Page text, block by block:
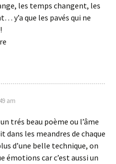
les temps changent, les
y’a que les pavés qui ne
am
trés beau poème ou l’âme
dans les meandres de chaque
d’une belle technique, on
émotions car c’est aussi un